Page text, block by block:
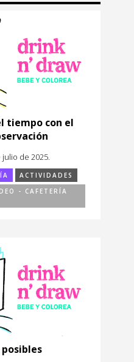
tiempo con el
de 2025.
ACTIVIDADES
- CAFETERÍA